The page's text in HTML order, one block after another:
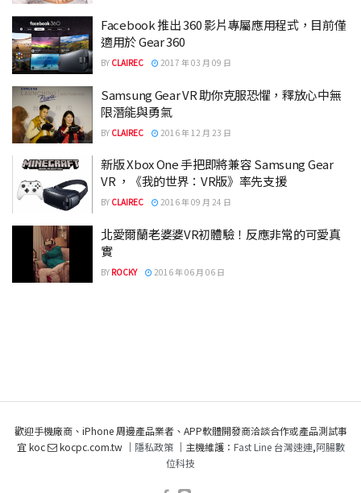
Facebook 推出 360 影片專屬應用程式，目前僅
適用於 Gear 360
BY CLAIREC 2017 年 03 月 09 日
Samsung Gear VR 助你克服恐懼，釋放心中無
限潛能與勇氣
BY CLAIREC 2016 年 12 月 23 日
新版 Xbox One 手把即將兼容 Samsung Gear
VR ，《我的世界：VR版》率先支援
BY CLAIREC 2016 年 09 月 24 日
北愛爾蘭老婆婆VR初體驗！反應非常的可愛真
實
BY ROCKY 2016 年 06 月 06 日
歡迎手機廠商、iPhone 周邊產品業者、APP軟體開發商洽談合作或產品測試事
宜 koc
kocpc.com.tw ｜ 隱私政策｜主機維護： Fast Line 台灣速連,阿腸數
位科技